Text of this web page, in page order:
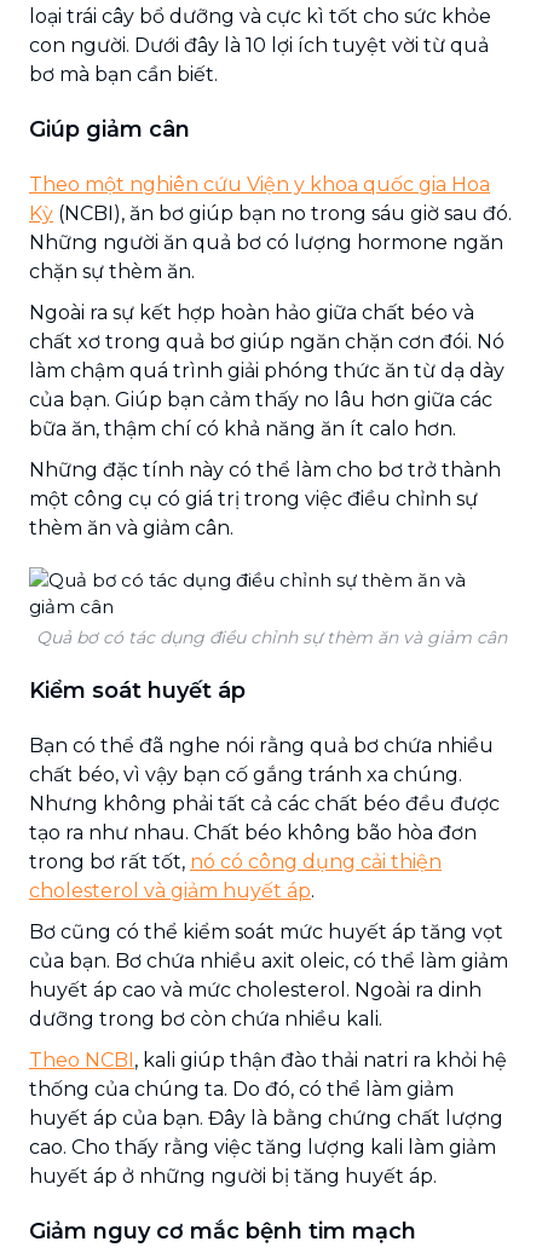
loại trái cây bổ dưỡng và cực kì tốt cho sức khỏe
con người. Dưới đây là 10 lợi ích tuyệt vời từ quả
bơ mà bạn cần biết.
Giúp giảm cân
Theo một nghiên cứu Viện y khoa quốc gia Hoa
Kỳ (NCBI), ăn bơ giúp bạn no trong sáu giờ sau đó.
Những người ăn quả bơ có lượng hormone ngăn
chặn sự thèm ăn.
Ngoài ra sự kết hợp hoàn hảo giữa chất béo và
chất xơ trong quả bơ giúp ngăn chặn cơn đói. Nó
làm chậm quá trình giải phóng thức ăn từ dạ dày
của bạn. Giúp bạn cảm thấy no lâu hơn giữa các
bữa ăn, thậm chí có khả năng ăn ít calo hơn.
Những đặc tính này có thể làm cho bơ trở thành
một công cụ có giá trị trong việc điều chỉnh sự
thèm ăn và giảm cân.
Quả bơ có tác dụng điều chỉnh sự thèm ăn và giảm cân
Kiểm soát huyết áp
Bạn có thể đã nghe nói rằng quả bơ chứa nhiều
chất béo, vì vậy bạn cố gắng tránh xa chúng.
Nhưng không phải tất cả các chất béo đều được
tạo ra như nhau. Chất béo không bão hòa đơn
trong bơ rất tốt, nó có công dụng cải thiện
cholesterol và giảm huyết áp.
Bơ cũng có thể kiểm soát mức huyết áp tăng vọt
của bạn. Bơ chứa nhiều axit oleic, có thể làm giảm
huyết áp cao và mức cholesterol. Ngoài ra dinh
dưỡng trong bơ còn chứa nhiều kali.
Theo NCBI, kali giúp thận đào thải natri ra khỏi hệ
thống của chúng ta. Do đó, có thể làm giảm
huyết áp của bạn. Đây là bằng chứng chất lượng
cao. Cho thấy rằng việc tăng lượng kali làm giảm
huyết áp ở những người bị tăng huyết áp.
Giảm nguy cơ mắc bệnh tim mạch